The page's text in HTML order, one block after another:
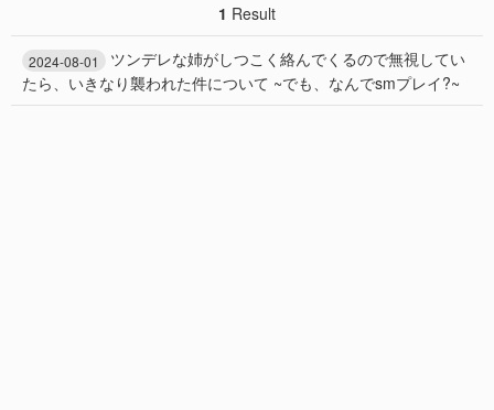
1 Result
2024-08-01
ツンデレな姉がしつこく絡んでくるので無視してい
たら、いきなり襲われた件について ~でも、なんでsmプレイ?~